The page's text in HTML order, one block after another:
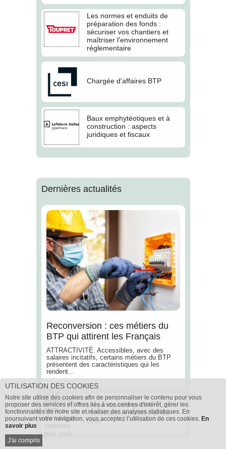
Les normes et enduits de
préparation des fonds :
sécuriser vos chantiers et
maîtriser l'environnement
réglementaire
Chargée d'affaires BTP
Baux emphytéotiques et à
construction : aspects
juridiques et fiscaux
Dernières actualités
Reconversion : ces métiers du
BTP qui attirent les Français
ATTRACTIVITÉ. Accessibles, avec des
salaires incitatifs, certains métiers du BTP
présentent des caractéristiques qui les
rendent...
La gestion de génie
climatique repensée pour
vous
UTILISATION DES COOKIES
Notre site utilise des cookies afin de personnaliser le contenu pour vous
proposer des services et offres liés à vos centres d'intérêt, gérer les
fonctionnalités de notre site et réaliser des analyses statistiques. En
poursuivant votre navigation, vous acceptez l’utilisation de ces cookies. En
savoir plus
J'ai compris